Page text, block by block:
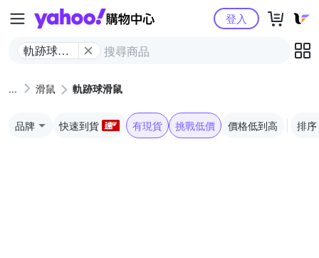
Yahoo購物中心
軌跡球滑
登入
滑鼠 軌跡球滑鼠
品牌 快速到貨 有現貨 挑戰低價 價格低到高 排序